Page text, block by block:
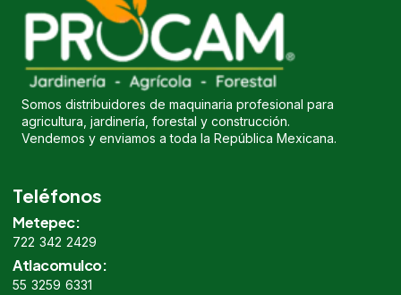
Somos distribuidores de maquinaria profesional para
agricultura, jardinería, forestal y construcción.
Vendemos y enviamos a toda la República Mexicana.
Teléfonos
Metepec:
722 342 2429
Atlacomulco:
55 3259 6331